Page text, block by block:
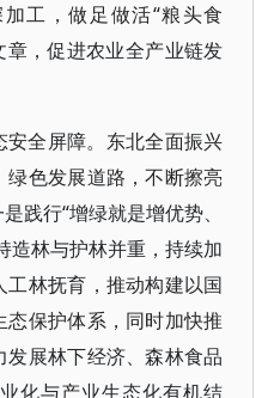
工，做足做活“粮头食
章，促进农业全产业链发
全屏障。东北全面振兴
色发展道路，不断擦亮
践行“增绿就是增优势、
造林与护林并重，持续加
林抚育，推动构建以国
保护体系，同时加快推
展林下经济、森林食品
化与产业生态化有机结